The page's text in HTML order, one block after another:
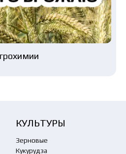
КУЛЬТУРЫ
Зерновые
Кукурудза